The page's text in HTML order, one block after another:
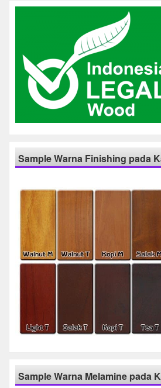
Sample Warna Finishing pada
Sample Warna Melamine pada